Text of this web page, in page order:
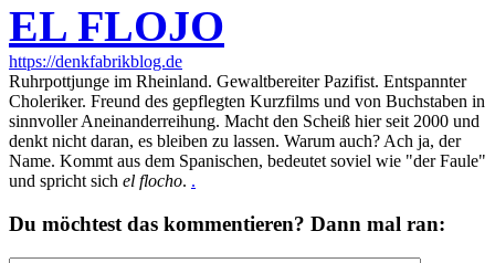
EL FLOJO
https://denkfabrikblog.de
Ruhrpottjunge im Rheinland. Gewaltbereiter Pazifist. Entspannter
Choleriker. Freund des gepflegten Kurzfilms und von Buchstaben in
sinnvoller Aneinanderreihung. Macht den Scheiß hier seit 2000 und
denkt nicht daran, es bleiben zu lassen. Warum auch? Ach ja, der
Name. Kommt aus dem Spanischen, bedeutet soviel wie "der Faule"
und spricht sich el flocho. .
Du möchtest das kommentieren? Dann mal ran: